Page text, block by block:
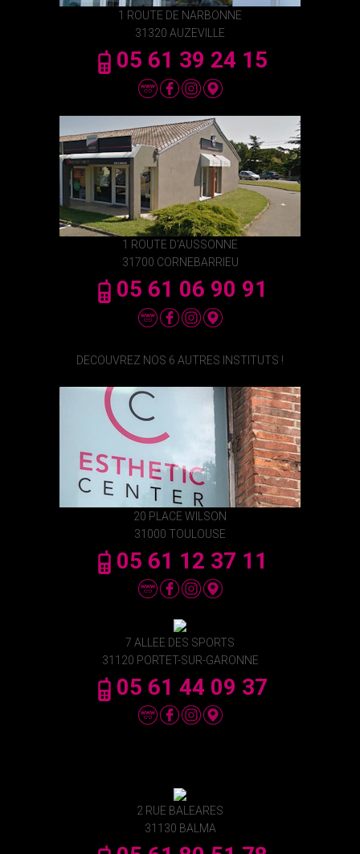
1 ROUTE DE NARBONNE
31320 AUZEVILLE
05 61 39 24 15
1 ROUTE D'AUSSONNE
31700 CORNEBARRIEU
05 61 06 90 91
DECOUVREZ NOS 6 AUTRES INSTITUTS !
20 PLACE WILSON
31000 TOULOUSE
05 61 12 37 11
7 ALLEE DES SPORTS
31120 PORTET-SUR-GARONNE
05 61 44 09 37
2 RUE BALEARES
31130 BALMA